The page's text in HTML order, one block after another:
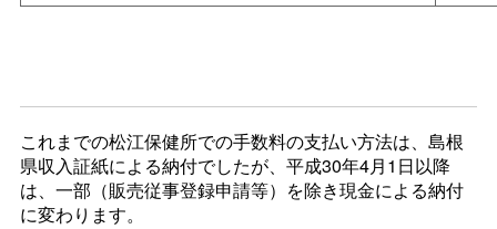
これまでの松江保健所での手数料の支払い方法は、島根
県収入証紙による納付でしたが、平成30年4月1日以降
は、一部（販売従事登録申請等）を除き現金による納付
に変わります。